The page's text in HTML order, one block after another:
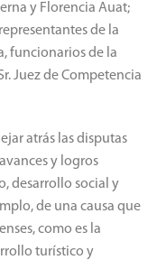
y Florencia Auat;
de la
funcionarios de la
Juez de Competencia
atrás las disputas
y logros
desarrollo social y
de una causa que
como es la
turístico y